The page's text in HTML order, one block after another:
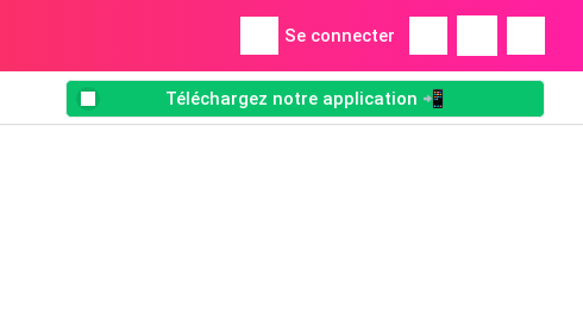
Se connecter
Téléchargez notre application 📲